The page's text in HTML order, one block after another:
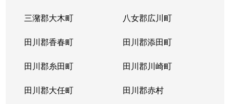
三潴郡大木町 八女郡広川町
田川郡香春町 田川郡添田町
田川郡糸田町 田川郡川崎町
田川郡大任町 田川郡赤村